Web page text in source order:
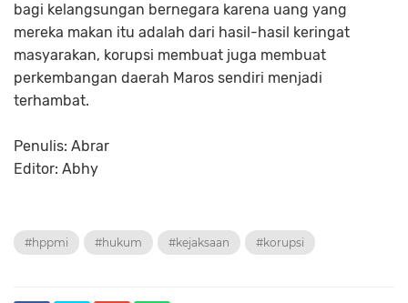
bagi kelangsungan bernegara karena uang yang
mereka makan itu adalah dari hasil-hasil keringat
masyarakan, korupsi membuat juga membuat
perkembangan daerah Maros sendiri menjadi
terhambat.
Penulis: Abrar
Editor: Abhy
#hppmi #hukum #kejaksaan #korupsi